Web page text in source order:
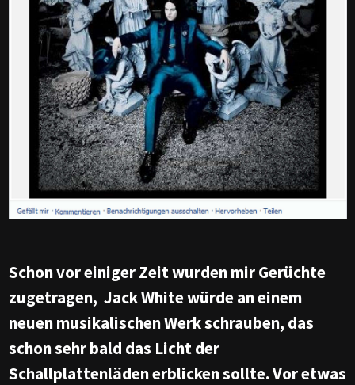
Schon vor einiger Zeit wurden mir Gerüchte
zugetragen, Jack White würde an einem
neuen musikalischen Werk schrauben, das
schon sehr bald das Licht der
Schallplattenläden erblicken sollte. Vor etwas